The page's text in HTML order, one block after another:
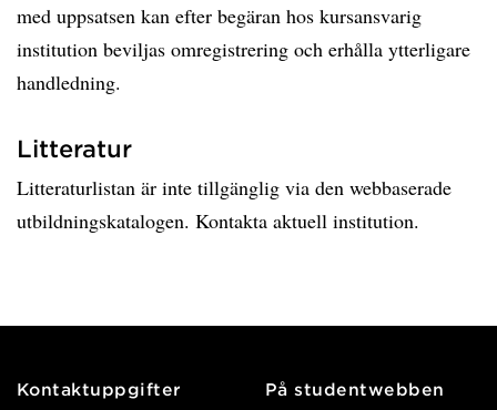
med uppsatsen kan efter begäran hos kursansvarig
institution beviljas omregistrering och erhålla ytterligare
handledning.
Litteratur
Litteraturlistan är inte tillgänglig via den webbaserade
utbildningskatalogen. Kontakta aktuell institution.
Kontaktuppgifter
På studentwebben